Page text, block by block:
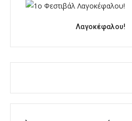
Λαγοκέφαλου!